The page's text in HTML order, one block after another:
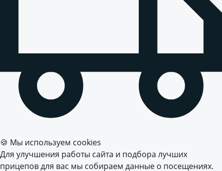
🍪 Мы используем cookies
Для улучшения работы сайта и подбора лучших
прицепов для вас мы собираем данные о посещениях.